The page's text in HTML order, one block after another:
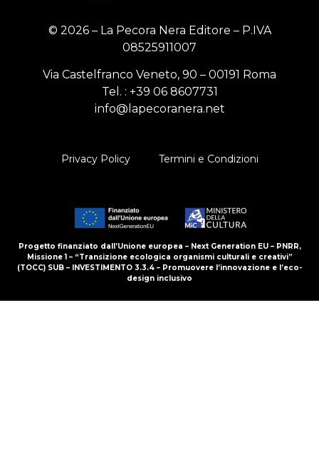
© 2026 – La Pecora Nera Editore – P.IVA
08525911007
Via Castelfranco Veneto, 90 – 00191 Roma
Tel. : +39 06 8607731
info@lapecoranera.net
Privacy Policy Termini e Condizioni
Progetto finanziato dall’Unione europea – Next Generation EU – PNRR,
Missione 1 – “Transizione ecologica organismi culturali e creativi”
(TOCC) SUB – INVESTIMENTO 3.3.4 – Promuovere l’innovazione e l’eco-
design inclusivo